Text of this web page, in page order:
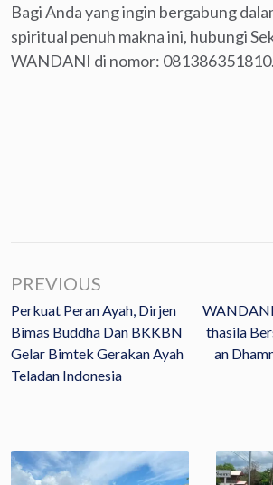
Bagi Anda yang ingin bergabung
spiritual penuh makna ini, hubungi
WANDANI di nomor: 081386351810.
PREVIOUS
Perkuat Peran Ayah, Dirjen
Bimas Buddha Dan BKKBN
Gelar Bimtek Gerakan Ayah
Teladan Indonesia
Thasila
An